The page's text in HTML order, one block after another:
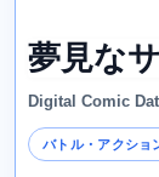
夢見な
Digital Comic
バトル・アクショ